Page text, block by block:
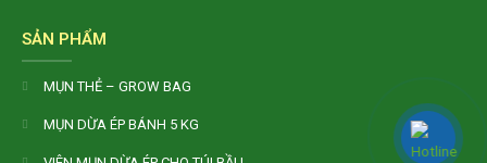
SẢN PHẨM
MỤN THẺ – GROW BAG
MỤN DỪA ÉP BÁNH 5 KG